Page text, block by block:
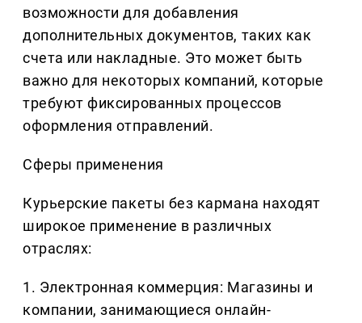
возможности для добавления
дополнительных документов, таких как
счета или накладные. Это может быть
важно для некоторых компаний, которые
требуют фиксированных процессов
оформления отправлений.
Сферы применения
Курьерские пакеты без кармана находят
широкое применение в различных
отраслях:
1. Электронная коммерция: Магазины и
компании, занимающиеся онлайн-